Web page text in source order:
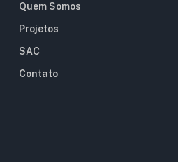
Quem Somos
Projetos
SAC
Contato